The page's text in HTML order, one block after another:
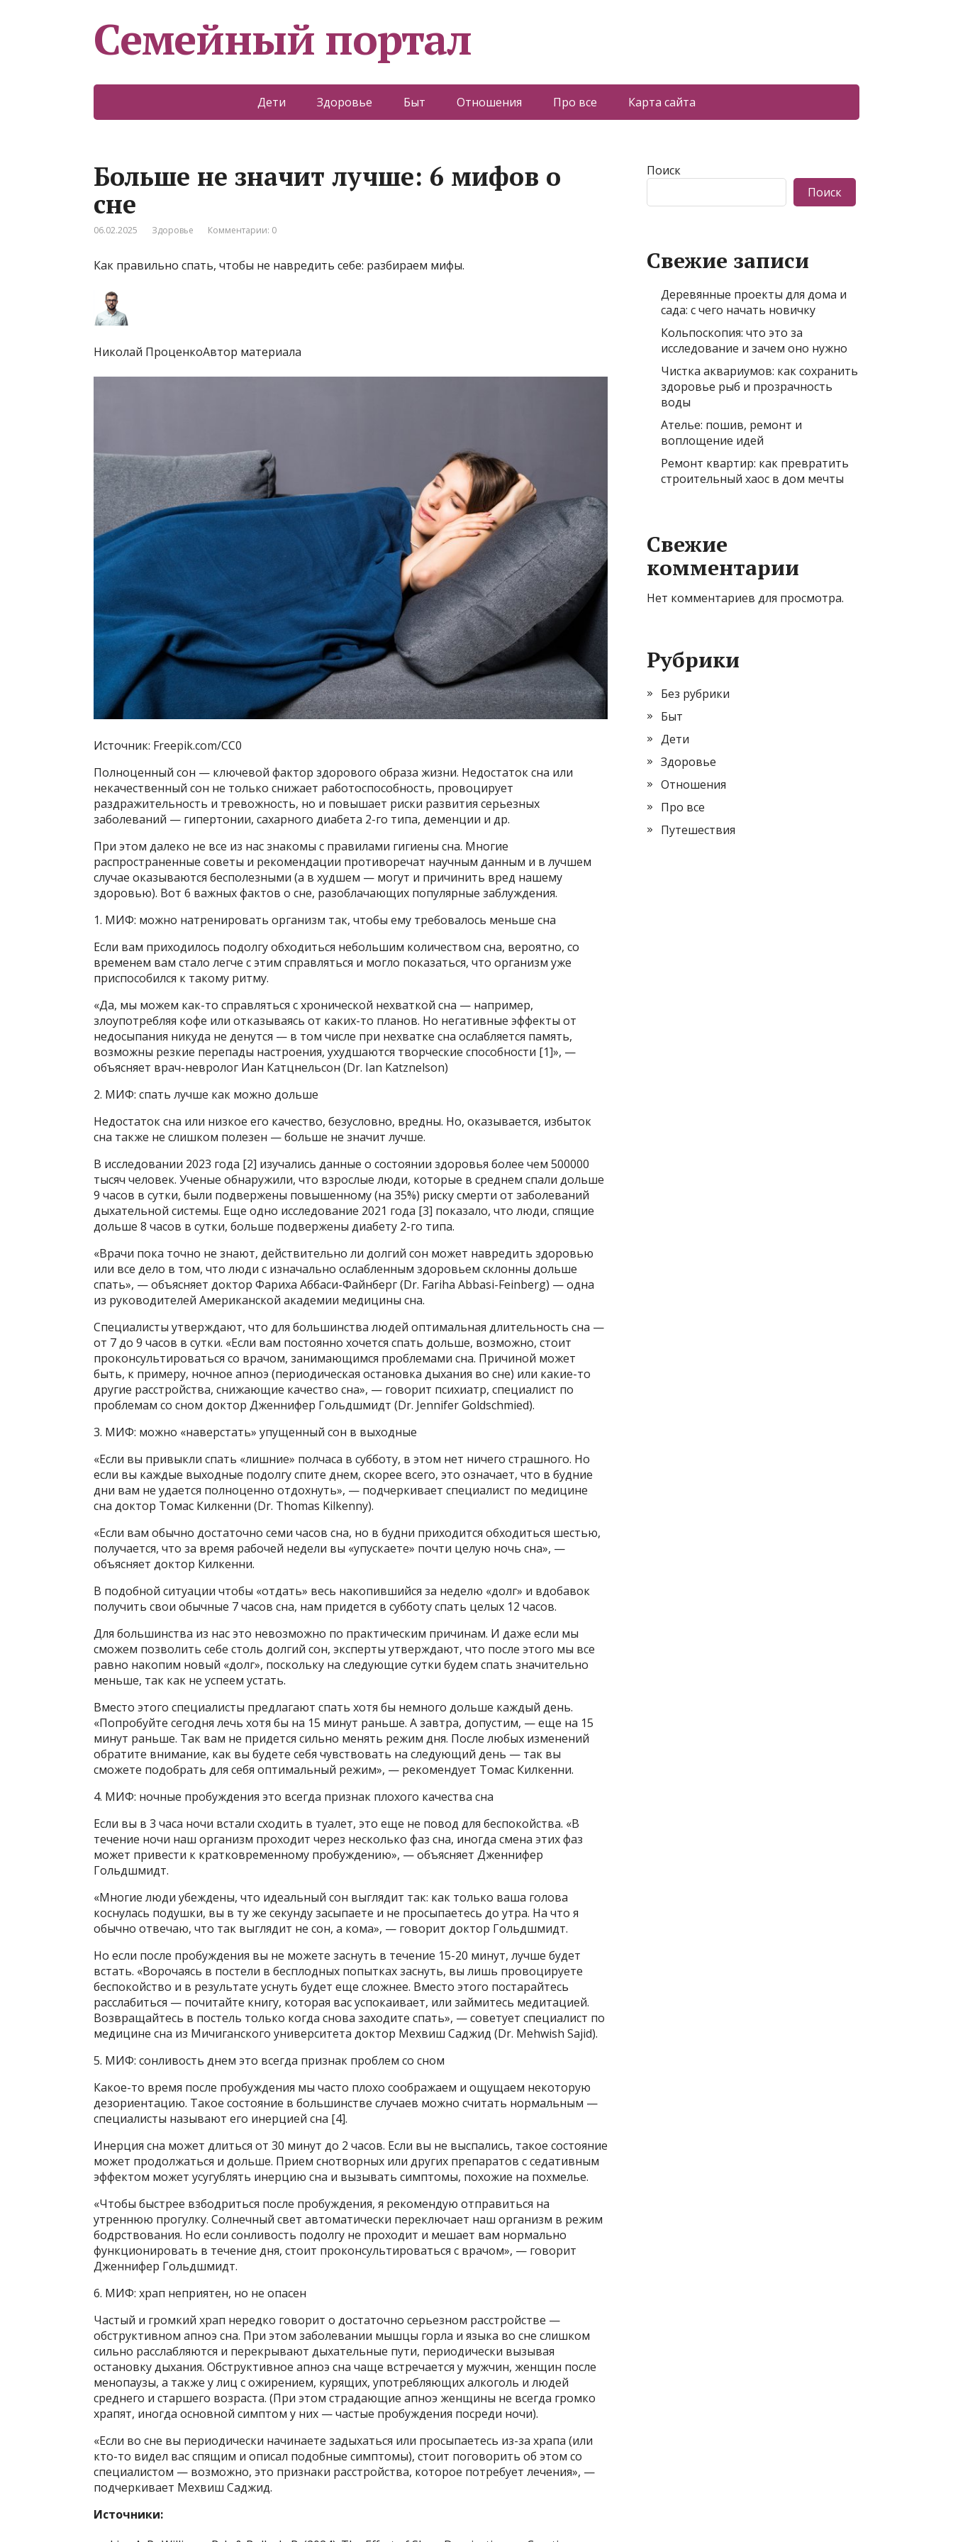
Семейный портал
Дети Здоровье Быт Отношения Про все Карта сайта
Больше не значит лучше: 6 мифов о
сне
06.02.2025 Здоровье Комментарии: 0
Как правильно спать, чтобы не навредить себе: разбираем мифы.
Николай ПроценкоАвтор материала
Источник: Freepik.com/CC0
Полноценный сон — ключевой фактор здорового образа жизни. Недостаток сна или
некачественный сон не только снижает работоспособность, провоцирует
раздражительность и тревожность, но и повышает риски развития серьезных
заболеваний — гипертонии, сахарного диабета 2-го типа, деменции и др.
При этом далеко не все из нас знакомы с правилами гигиены сна. Многие
распространенные советы и рекомендации противоречат научным данным и в лучшем
случае оказываются бесполезными (а в худшем — могут и причинить вред нашему
здоровью). Вот 6 важных фактов о сне, разоблачающих популярные заблуждения.
1. МИФ: можно натренировать организм так, чтобы ему требовалось меньше сна
Если вам приходилось подолгу обходиться небольшим количеством сна, вероятно, со
временем вам стало легче с этим справляться и могло показаться, что организм уже
приспособился к такому ритму.
«Да, мы можем как-то справляться с хронической нехваткой сна — например,
злоупотребляя кофе или отказываясь от каких-то планов. Но негативные эффекты от
недосыпания никуда не денутся — в том числе при нехватке сна ослабляется память,
возможны резкие перепады настроения, ухудшаются творческие способности [1]», —
объясняет врач-невролог Иан Катцнельсон (Dr. Ian Katznelson)
2. МИФ: спать лучше как можно дольше
Недостаток сна или низкое его качество, безусловно, вредны. Но, оказывается, избыток
сна также не слишком полезен — больше не значит лучше.
В исследовании 2023 года [2] изучались данные о состоянии здоровья более чем 500000
тысяч человек. Ученые обнаружили, что взрослые люди, которые в среднем спали дольше
9 часов в сутки, были подвержены повышенному (на 35%) риску смерти от заболеваний
дыхательной системы. Еще одно исследование 2021 года [3] показало, что люди, спящие
дольше 8 часов в сутки, больше подвержены диабету 2-го типа.
«Врачи пока точно не знают, действительно ли долгий сон может навредить здоровью
или все дело в том, что люди с изначально ослабленным здоровьем склонны дольше
спать», — объясняет доктор Фариха Аббаси-Файнберг (Dr. Fariha Abbasi-Feinberg) — одна
из руководителей Американской академии медицины сна.
Специалисты утверждают, что для большинства людей оптимальная длительность сна —
от 7 до 9 часов в сутки. «Если вам постоянно хочется спать дольше, возможно, стоит
проконсультироваться со врачом, занимающимся проблемами сна. Причиной может
быть, к примеру, ночное апноэ (периодическая остановка дыхания во сне) или какие-то
другие расстройства, снижающие качество сна», — говорит психиатр, специалист по
проблемам со сном доктор Дженнифер Гольдшмидт (Dr. Jennifer Goldschmied).
3. МИФ: можно «наверстать» упущенный сон в выходные
«Если вы привыкли спать «лишние» полчаса в субботу, в этом нет ничего страшного. Но
если вы каждые выходные подолгу спите днем, скорее всего, это означает, что в будние
дни вам не удается полноценно отдохнуть», — подчеркивает специалист по медицине
сна доктор Томас Килкенни (Dr. Thomas Kilkenny).
«Если вам обычно достаточно семи часов сна, но в будни приходится обходиться шестью,
получается, что за время рабочей недели вы «упускаете» почти целую ночь сна», —
объясняет доктор Килкенни.
В подобной ситуации чтобы «отдать» весь накопившийся за неделю «долг» и вдобавок
получить свои обычные 7 часов сна, нам придется в субботу спать целых 12 часов.
Для большинства из нас это невозможно по практическим причинам. И даже если мы
сможем позволить себе столь долгий сон, эксперты утверждают, что после этого мы все
равно накопим новый «долг», поскольку на следующие сутки будем спать значительно
меньше, так как не успеем устать.
Вместо этого специалисты предлагают спать хотя бы немного дольше каждый день.
«Попробуйте сегодня лечь хотя бы на 15 минут раньше. А завтра, допустим, — еще на 15
минут раньше. Так вам не придется сильно менять режим дня. После любых изменений
обратите внимание, как вы будете себя чувствовать на следующий день — так вы
сможете подобрать для себя оптимальный режим», — рекомендует Томас Килкенни.
4. МИФ: ночные пробуждения это всегда признак плохого качества сна
Если вы в 3 часа ночи встали сходить в туалет, это еще не повод для беспокойства. «В
течение ночи наш организм проходит через несколько фаз сна, иногда смена этих фаз
может привести к кратковременному пробуждению», — объясняет Дженнифер
Гольдшмидт.
«Многие люди убеждены, что идеальный сон выглядит так: как только ваша голова
коснулась подушки, вы в ту же секунду засыпаете и не просыпаетесь до утра. На что я
обычно отвечаю, что так выглядит не сон, а кома», — говорит доктор Гольдшмидт.
Но если после пробуждения вы не можете заснуть в течение 15-20 минут, лучше будет
встать. «Ворочаясь в постели в бесплодных попытках заснуть, вы лишь провоцируете
беспокойство и в результате уснуть будет еще сложнее. Вместо этого постарайтесь
расслабиться — почитайте книгу, которая вас успокаивает, или займитесь медитацией.
Возвращайтесь в постель только когда снова заходите спать», — советует специалист по
медицине сна из Мичиганского университета доктор Мехвиш Саджид (Dr. Mehwish Sajid).
5. МИФ: сонливость днем это всегда признак проблем со сном
Какое-то время после пробуждения мы часто плохо соображаем и ощущаем некоторую
дезориентацию. Такое состояние в большинстве случаев можно считать нормальным —
специалисты называют его инерцией сна [4].
Инерция сна может длиться от 30 минут до 2 часов. Если вы не выспались, такое состояние
может продолжаться и дольше. Прием снотворных или других препаратов с седативным
эффектом может усугублять инерцию сна и вызывать симптомы, похожие на похмелье.
«Чтобы быстрее взбодриться после пробуждения, я рекомендую отправиться на
утреннюю прогулку. Солнечный свет автоматически переключает наш организм в режим
бодрствования. Но если сонливость подолгу не проходит и мешает вам нормально
функционировать в течение дня, стоит проконсультироваться с врачом», — говорит
Дженнифер Гольдшмидт.
6. МИФ: храп неприятен, но не опасен
Частый и громкий храп нередко говорит о достаточно серьезном расстройстве —
обструктивном апноэ сна. При этом заболевании мышцы горла и языка во сне слишком
сильно расслабляются и перекрывают дыхательные пути, периодически вызывая
остановку дыхания. Обструктивное апноэ сна чаще встречается у мужчин, женщин после
менопаузы, а также у лиц с ожирением, курящих, употребляющих алкоголь и людей
среднего и старшего возраста. (При этом страдающие апноэ женщины не всегда громко
храпят, иногда основной симптом у них — частые пробуждения посреди ночи).
«Если во сне вы периодически начинаете задыхаться или просыпаетесь из-за храпа (или
кто-то видел вас спящим и описал подобные симптомы), стоит поговорить об этом со
специалистом — возможно, это признаки расстройства, которое потребует лечения», —
подчеркивает Мехвиш Саджид.
Источники:
Поиск
Поиск
Свежие записи
Деревянные проекты для дома и
сада: с чего начать новичку
Кольпоскопия: что это за
исследование и зачем оно нужно
Чистка аквариумов: как сохранить
здоровье рыб и прозрачность
воды
Ателье: пошив, ремонт и
воплощение идей
Ремонт квартир: как превратить
строительный хаос в дом мечты
Свежие
комментарии
Нет комментариев для просмотра.
Рубрики
Без рубрики
Быт
Дети
Здоровье
Отношения
Про все
Путешествия